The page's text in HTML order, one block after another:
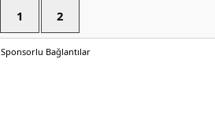
1 2
Sponsorlu Bağlantılar